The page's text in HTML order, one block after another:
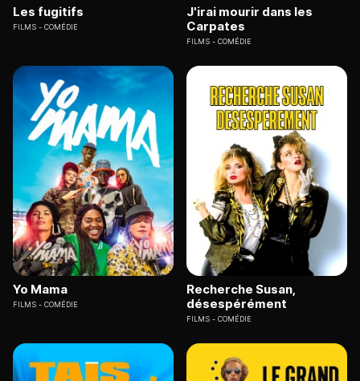
Les fugitifs
FILMS COMÉDIE
J'irai mourir dans les
Carpates
FILMS COMÉDIE
Yo Mama
FILMS COMÉDIE
Recherche Susan,
désespérément
FILMS COMÉDIE